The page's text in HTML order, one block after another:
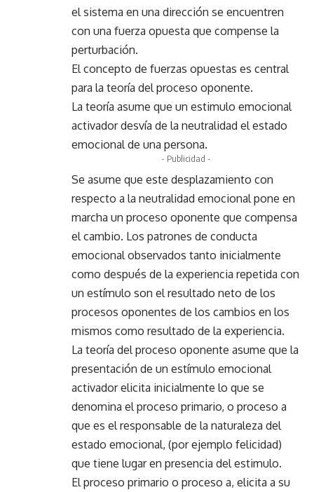
el sistema en una dirección se encuentren
con una fuerza opuesta que compense la
perturbación.
El concepto de fuerzas opuestas es central
para la teoría del proceso oponente.
La teoría asume que un estimulo emocional
activador desvía de la neutralidad el estado
emocional de una persona.
- Publicidad -
Se asume que este desplazamiento con
respecto a la neutralidad emocional pone en
marcha un proceso oponente que compensa
el cambio. Los patrones de conducta
emocional observados tanto inicialmente
como después de la experiencia repetida con
un estímulo son el resultado neto de los
procesos oponentes de los cambios en los
mismos como resultado de la experiencia.
La teoría del proceso oponente asume que la
presentación de un estímulo emocional
activador elicita inicialmente lo que se
denomina el proceso primario, o proceso a
que es el responsable de la naturaleza del
estado emocional, (por ejemplo felicidad)
que tiene lugar en presencia del estimulo.
El proceso primario o proceso a, elicita a su